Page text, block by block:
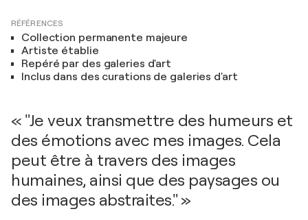
RÉFÉRENCES
Collection permanente majeure
Artiste établie
Repéré par des galeries d'art
Inclus dans des curations de galeries d'art
« "Je veux transmettre des humeurs et
des émotions avec mes images. Cela
peut être à travers des images
humaines, ainsi que des paysages ou
des images abstraites." »